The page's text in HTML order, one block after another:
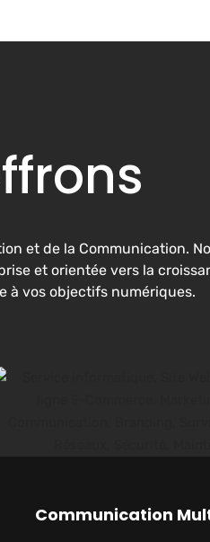
et de la Communication.
et orientée vers la
à vos objectifs numériques.
Communication